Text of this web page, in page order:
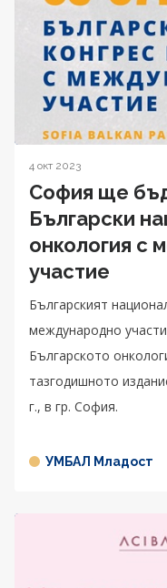
4 окт 2023
София ще
Български
онкология с
участие
Българският
международно
Българското
тазгодишното
г., в гр. София.
УМБАЛ Младост